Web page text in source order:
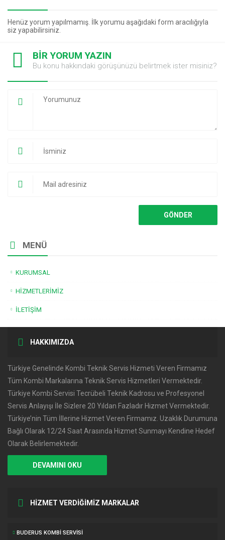
Henüz yorum yapılmamış. İlk yorumu aşağıdaki form aracılığıyla
siz yapabilirsiniz.
BİR YORUM YAZIN
Bu konu hakkındaki görüşünüzü belirtmek ister misiniz?
MENÜ
KURUMSAL
HIZMETLERIMIZ
İLETIŞIM
HAKKIMIZDA
Türkiye Genelinde Kombi Teknik Servis Hizmeti Veren Firmamız
Tüm Kombi Markalarına Teknik Servis Hizmetleri Vermektedir.
Türkiye Kombi Servisi Tecrübeli Teknik Kadrosu ve Profesyonel
Servis Anlayışı İle Sizlere 20 Yıldan Fazladır Hizmet Vermektedir.
Türkiye’nin Tüm İllerine Hizmet Veren Firmamız. Uzaklık Durumuna
Bağlı Olarak 12/24 Saat Arasında Hizmet Sunmayı Kendine Hedef
Olarak Belirlemektedir.
DEVAMINI OKU
HİZMET VERDİĞİMİZ MARKALAR
BUDERUS KOMBI SERVISI